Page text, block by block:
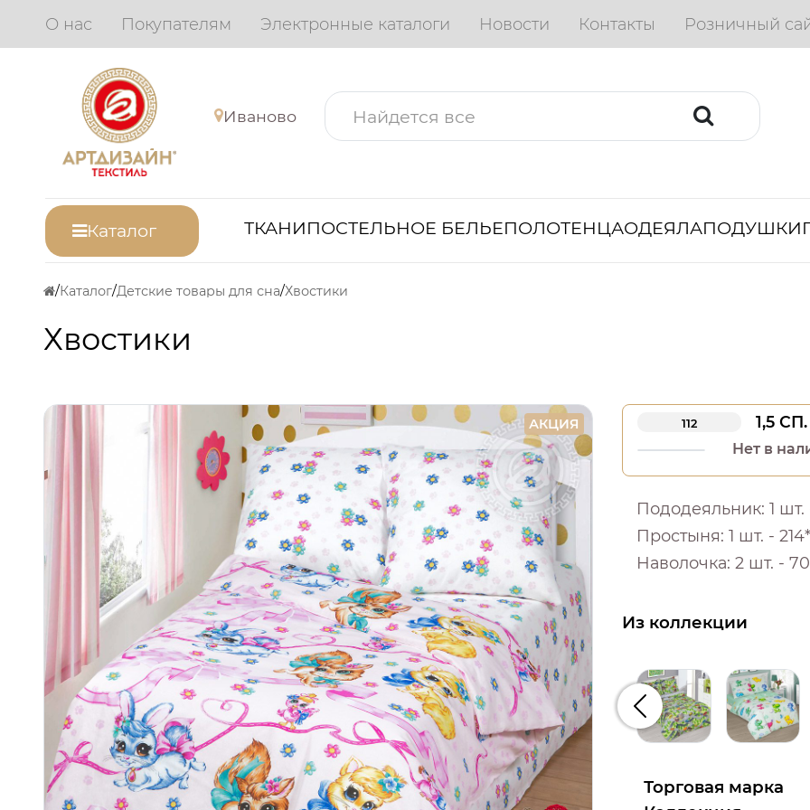
О нас Покупателям Электронные каталоги Новости Контакты Розничный
Иваново
Каталог ТКАНИПОСТЕЛЬНОЕ БЕЛЬЕПОЛОТЕНЦАОДЕЯЛАПОДУШКИ
Каталог Детские товары для сна Хвостики
Хвостики
АКЦИЯ 112 1,5 СП.
Нет в
Пододеяльник: 1 шт.
Простыня: 1 шт. -
Наволочка: 2 шт. -
Из коллекции
Предыдущий
Торговая марка